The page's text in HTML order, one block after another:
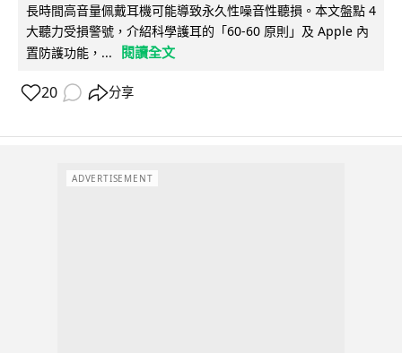
長時間高音量佩戴耳機可能導致永久性噪音性聽損。本文盤點 4
大聽力受損警號，介紹科學護耳的「60-60 原則」及 Apple 內
置防護功能，...
閱讀全文
20 分享
ADVERTISEMENT